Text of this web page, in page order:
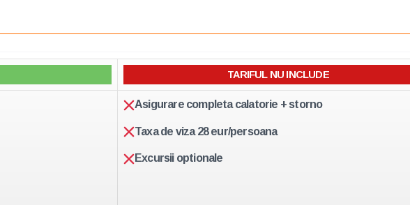
TARIFUL NU INCLUDE
Asigurare completa calatorie + storno
Taxa de viza 28 eur/persoana
Excursii optionale